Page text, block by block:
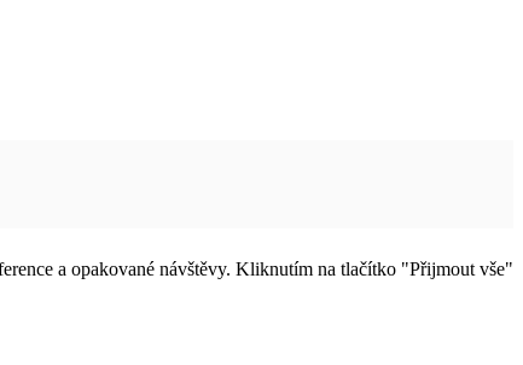
Jana Novokmeta opakované návštěvy. Kliknutím na tlačítko "Přijmout vše"